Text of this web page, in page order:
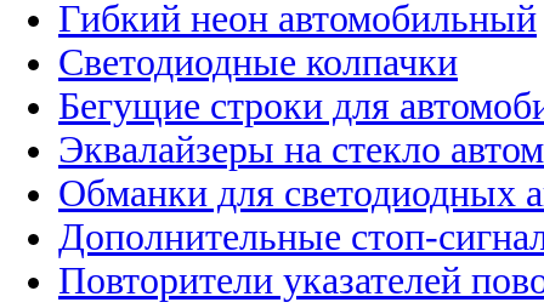
Гибкий неон автомобильный
Светодиодные колпачки
Бегущие строки для
Эквалайзеры на стекло
Обманки для светодиодных
Дополнительные стоп-
Повторители указателей